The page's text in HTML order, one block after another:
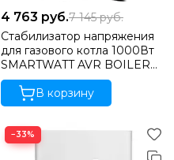
4 763 руб.7 145руб.
Стабилизатор напряжения
для газового котла 1000Вт
SMARTWATT AVR BOILER
1000RW
В корзину
−33%